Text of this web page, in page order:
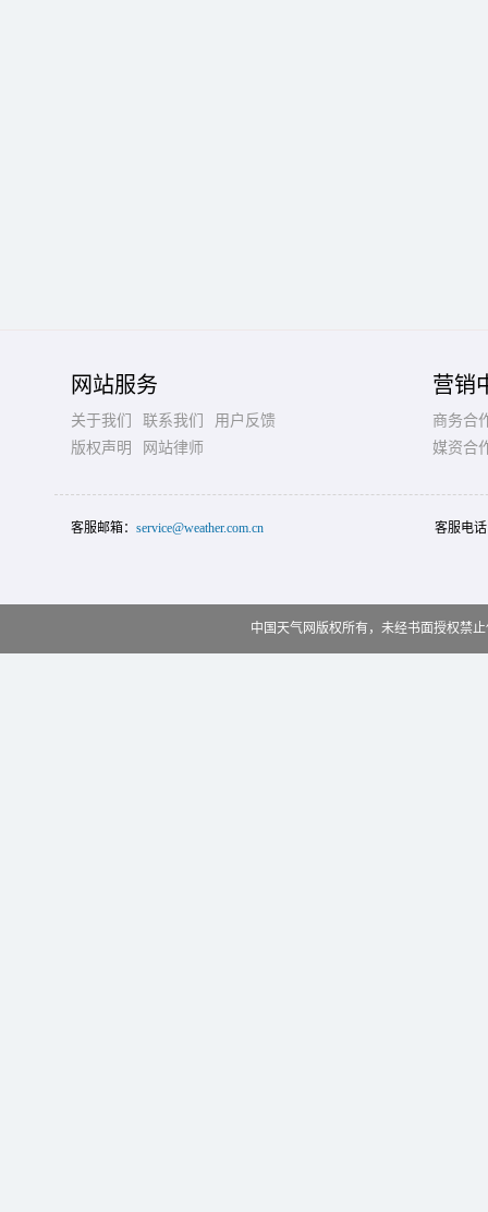
网站服务
关于我们 联系我们
用户反馈
版权声明
网站律师
营销
商务合
媒资合
客服邮箱： service@weather.com.cn 客服电
中国天气网版权所有，未经书面授权